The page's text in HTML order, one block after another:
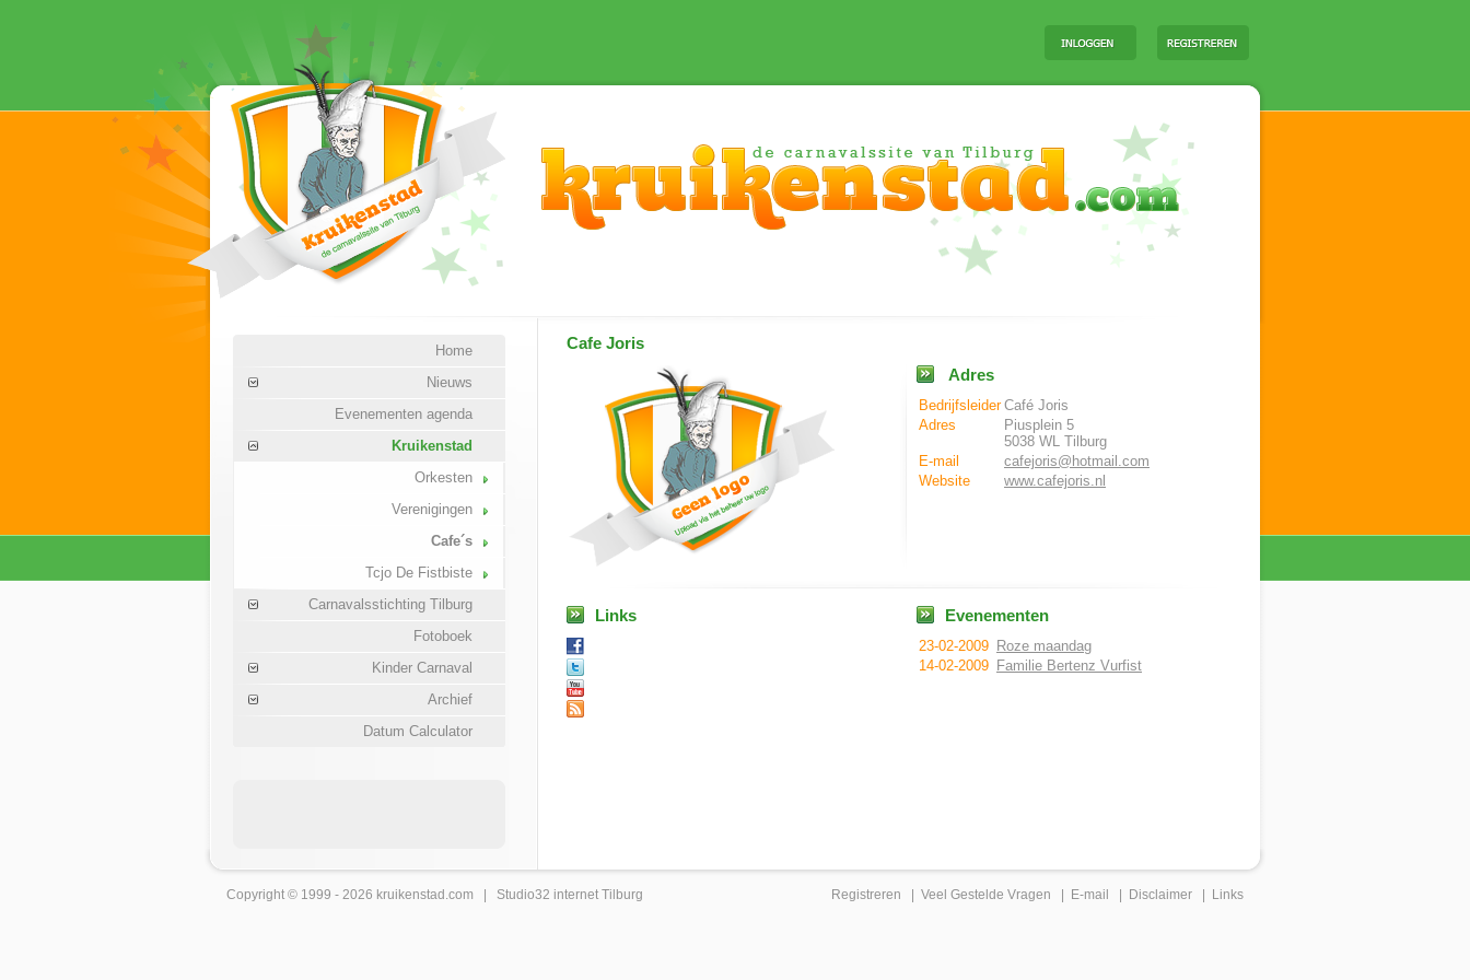
Home
Nieuws
Evenementen agenda
Kruikenstad
Orkesten
Verenigingen
Cafe´s
Tcjo De Fistbiste
Carnavalsstichting Tilburg
Fotoboek
Kinder Carnaval
Archief
Datum Calculator
Cafe Joris
Adres
Bedrijfsleider Café Joris
Adres
Piusplein 5
5038 WL Tilburg
E-mail
cafejoris@hotmail.com
Website
www.cafejoris.nl
Links Evenementen
23-02-2009 Roze maandag
14-02-2009 Familie Bertenz Vurfist
Copyright © 1999 - 2026 kruikenstad .com | Studio32 internet Tilburg Registreren Veel Gestelde Vragen E-mail Disclaimer Links